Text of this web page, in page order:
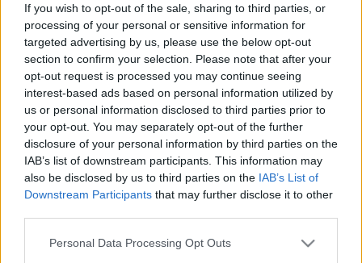
If you wish to opt-out of the sale, sharing to third parties, or
processing of your personal or sensitive information for
targeted advertising by us, please use the below opt-out
section to confirm your selection. Please note that after your
opt-out request is processed you may continue seeing
interest-based ads based on personal information utilized by
us or personal information disclosed to third parties prior to
your opt-out. You may separately opt-out of the further
disclosure of your personal information by third parties on the
IAB’s list of downstream participants. This information may
also be disclosed by us to third parties on the IAB’s List of
Downstream Participants that may further disclose it to other
Please note that this website/app uses one or more Google
Personal Data Processing Opt Outs
Nem csak törölközőt vagy szappant találhatunk már
a hotelekben világszerte, hanem ideiglenesen
használható mobiltelefonokat is. A Handy eszközzel
ingyen tudunk hívásokat bonyolítani belföldön és
internethozzáférés is található rajta, amely segít egy
idegen városban való tájékozódás során. A telefon
dugig van pakolva információval az adott
országról/városról, amelyben tartózkodunk így egy
modern turista-térképpé válhat a kezünkben.
Népszerű felhasználása továbbá, hogy az elérhető
mobil-internetet kihasználva a telefonból wifi-